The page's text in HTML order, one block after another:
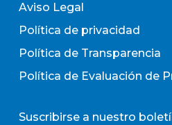
Aviso Legal
Política de privacidad
Política de Transparencia
Política de Evaluación de
Suscribirse a nuestro